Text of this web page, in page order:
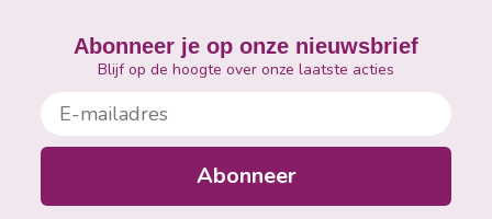
Abonneer je op onze nieuwsbrief
Blijf op de hoogte over onze laatste acties
E-mailadres
Abonneer